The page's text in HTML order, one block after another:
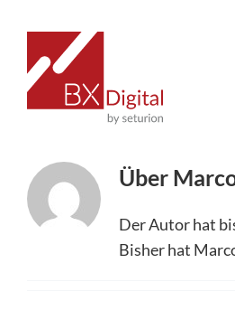
Inhalt
springen
Über
Der Autor hat
Bisher hat